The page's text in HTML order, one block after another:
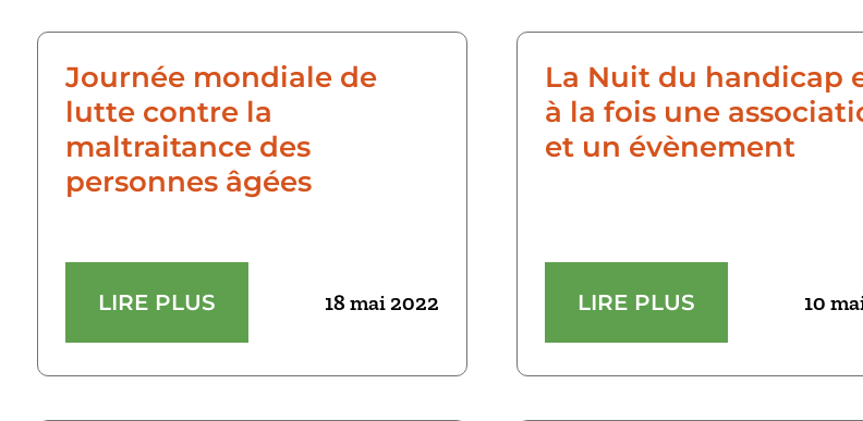
Journée mondiale de
lutte contre la
maltraitance des
personnes âgées
LIRE PLUS 18 mai 2022
La Nuit du handicap
à la fois une
et un évènement
LIRE PLUS 10